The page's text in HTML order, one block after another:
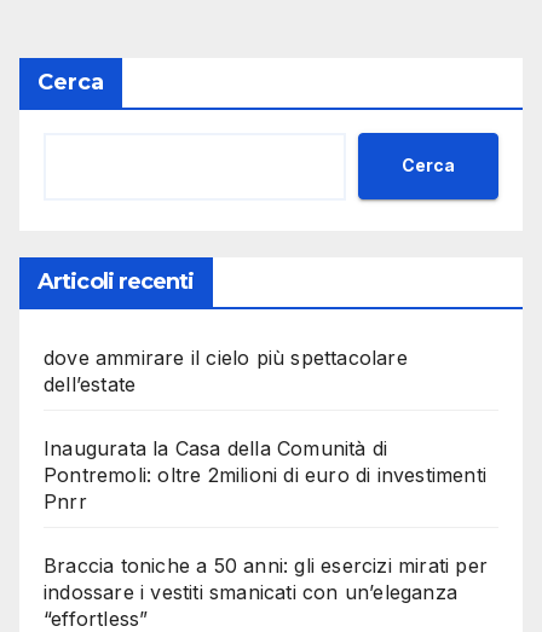
Cerca
Cerca
Articoli recenti
dove ammirare il cielo più spettacolare
dell’estate
Inaugurata la Casa della Comunità di
Pontremoli: oltre 2milioni di euro di investimenti
Pnrr
Braccia toniche a 50 anni: gli esercizi mirati per
indossare i vestiti smanicati con un’eleganza
“effortless”